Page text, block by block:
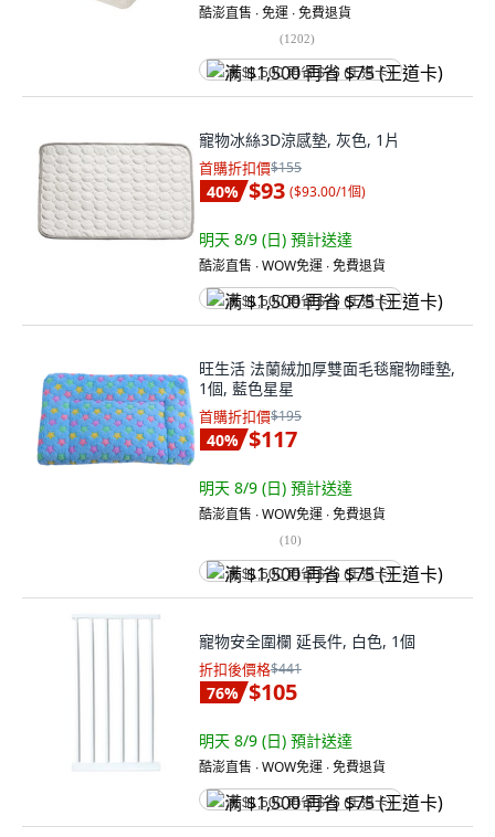
酷澎直售 ∙ 免運 ∙ 免費退貨
(1202)
满 $1,500 再省 $75 (王道卡)
寵物冰絲3D涼感墊, 灰色, 1片
首購折扣價$155
40% $93 ($93.00/1個)
明天 8/9 (日) 預計送達
酷澎直售 ∙ WOW免運 ∙ 免費退貨
满 $1,500 再省 $75 (王道卡)
旺生活 法蘭絨加厚雙面毛毯寵物睡墊,
1個, 藍色星星
首購折扣價$195
40% $117
明天 8/9 (日) 預計送達
酷澎直售 ∙ WOW免運 ∙ 免費退貨
(10)
满 $1,500 再省 $75 (王道卡)
寵物安全圍欄 延長件, 白色, 1個
折扣後價格$441
76% $105
明天 8/9 (日) 預計送達
酷澎直售 ∙ WOW免運 ∙ 免費退貨
满 $1,500 再省 $75 (王道卡)